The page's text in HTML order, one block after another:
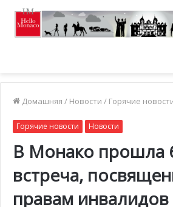
Домашняя / Новости / Горячие
Горячие новости Новости
В Монако прошла
встреча,
правам инвалидов